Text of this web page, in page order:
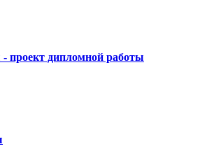
проект дипломной работы